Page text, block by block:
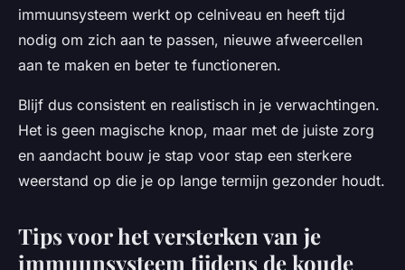
immuunsysteem werkt op celniveau en heeft tijd
nodig om zich aan te passen, nieuwe afweercellen
aan te maken en beter te functioneren.
Blijf dus consistent en realistisch in je verwachtingen.
Het is geen magische knop, maar met de juiste zorg
en aandacht bouw je stap voor stap een sterkere
weerstand op die je op lange termijn gezonder houdt.
Tips voor het versterken van je
immuunsysteem tijdens de koude